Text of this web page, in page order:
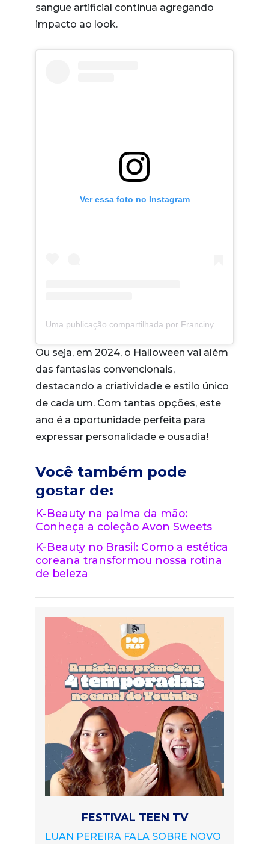
sangue artificial continua agregando
impacto ao look.
Ver essa foto no Instagram
Uma publicação compartilhada por Franciny Ehlke (@francinyehlke)
Ou seja, em 2024, o Halloween vai além
das fantasias convencionais,
destacando a criatividade e estilo único
de cada um. Com tantas opções, este
ano é a oportunidade perfeita para
expressar personalidade e ousadia!
Você também pode
gostar de:
K-Beauty na palma da mão:
Conheça a coleção Avon Sweets
K-Beauty no Brasil: Como a estética
coreana transformou nossa rotina
de beleza
FESTIVAL TEEN TV
LUAN PEREIRA FALA SOBRE NOVO